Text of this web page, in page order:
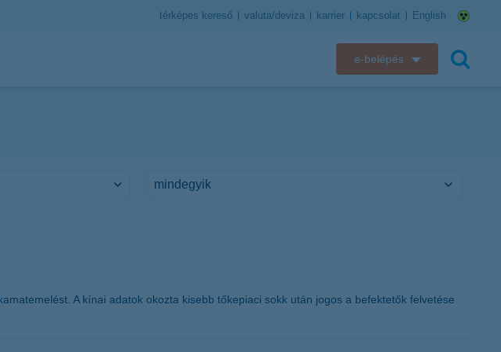
térképes kereső valuta/deviza karrier kapcsolat English
e-belépés
A kínai adatok okozta kisebb tőkepiaci sokk után jogos a befektetők felvetése